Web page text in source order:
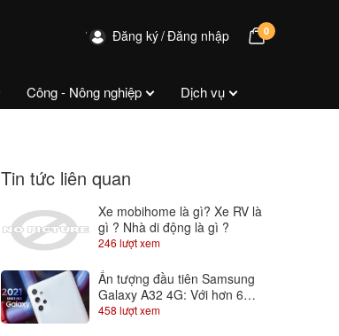
Đăng ký Đăng nhập 0
Công - Nông nghiệp Dịch vụ
Tin tức liên quan
Xe mobihome là gì? Xe RV là
gì ? Nhà di động là gì ?
246 lượt xem
Ấn tượng đầu tiên Samsung
Galaxy A32 4G: Với hơn 6
triệu đã có màn hình Super
458 lượt xem